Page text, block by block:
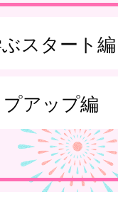
スタート編
アップ編